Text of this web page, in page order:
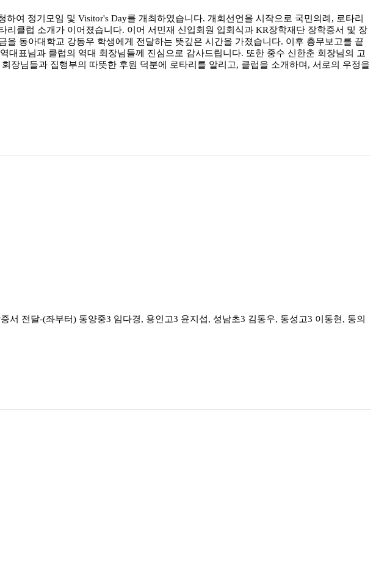
여 정기모임 및 Visitor's Day를 개최하였습니다. 개회선언을 시작으로 국민의례, 로타리
클럽 소개가 이어졌습니다. 이어 서민재 신입회원 입회식과 KR장학재단 장학증서 및 장
동아대학교 강동우 학생에게 전달하는 뜻깊은 시간을 가졌습니다. 이후 총무보고를 끝
표님과 클럽의 역대 회장님들께 진심으로 감사드립니다. 또한 중수 신한춘 회장님의 고
장님들과 집행부의 따뜻한 후원 덕분에 로타리를 알리고, 클럽을 소개하며, 서로의 우정을
전달-(좌부터) 동양중3 임다경, 용인고3 윤지섭, 성남초3 김동우, 동성고3 이동현, 동의